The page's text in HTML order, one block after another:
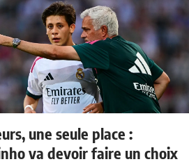
une seule place :
va devoir faire un choix